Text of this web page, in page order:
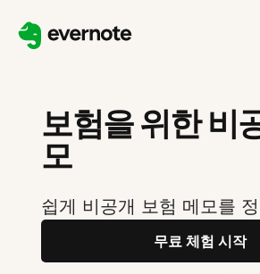
보험을 위한 비
모
쉽게 비공개 보험 메모를
무료 체험 시작